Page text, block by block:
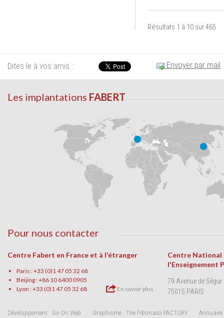
Résultats 1 à 10 sur 465
Dites le à vos amis : Envoyer par mail
Les implantations FABERT
Pour nous contacter
Centre Fabert en France et à l'étranger
Paris : +33 (0)1 47 05 32 68
Beijing : +86 10 6400 0905
Lyon : +33 (0)1 47 05 32 68
En savoir plus
Centre National
l'Enseignement
79 Avenue de Ségur
75015 PARIS
Développement : Go On Web Graphisme : The Fibonacci FACTORY
Annuaire